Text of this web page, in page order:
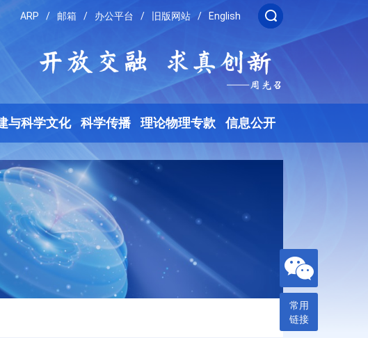
ARP / 邮箱 / 办公平台 / 旧版网站 / English
与科学文化 科学传播 理论物理专款 信息公开
常用
链接